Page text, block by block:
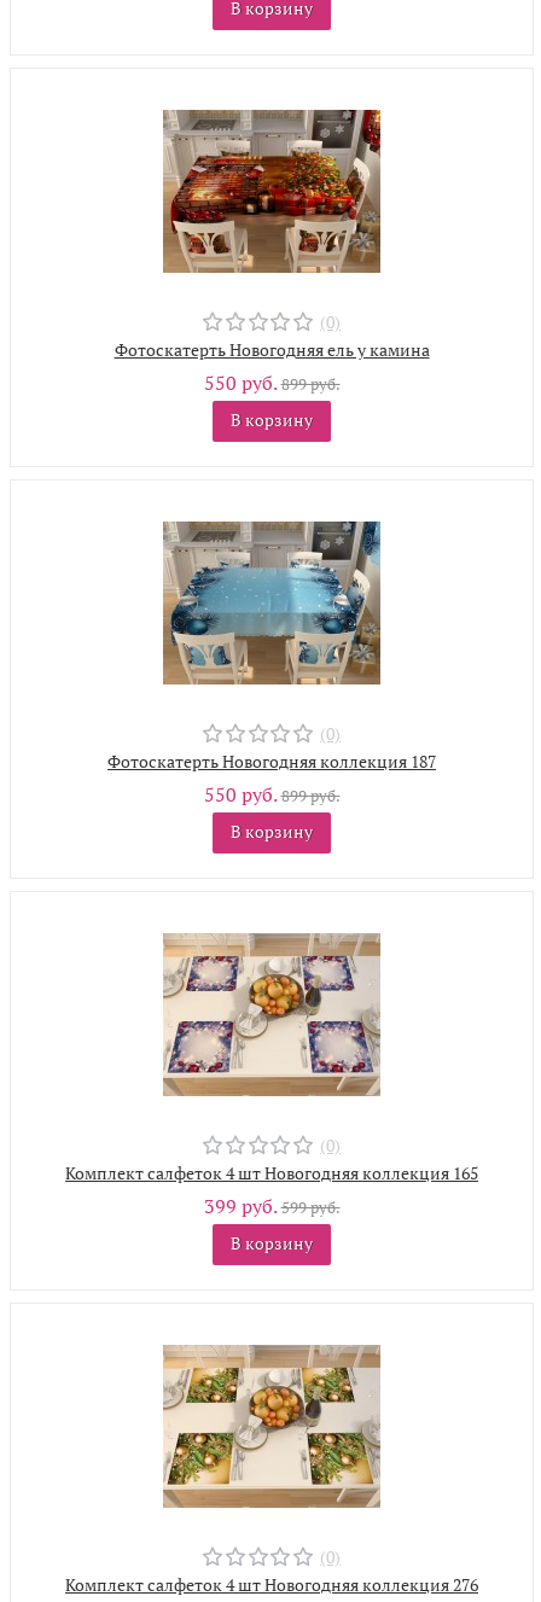
В корзину
(0)
Фотоскатерть Новогодняя ель у камина
550 руб.899 руб.
В корзину
(0)
Фотоскатерть Новогодняя коллекция 187
550 руб.899 руб.
В корзину
(0)
Комплект салфеток 4 шт Новогодняя коллекция 165
399 руб.599 руб.
В корзину
(0)
Комплект салфеток 4 шт Новогодняя коллекция 276